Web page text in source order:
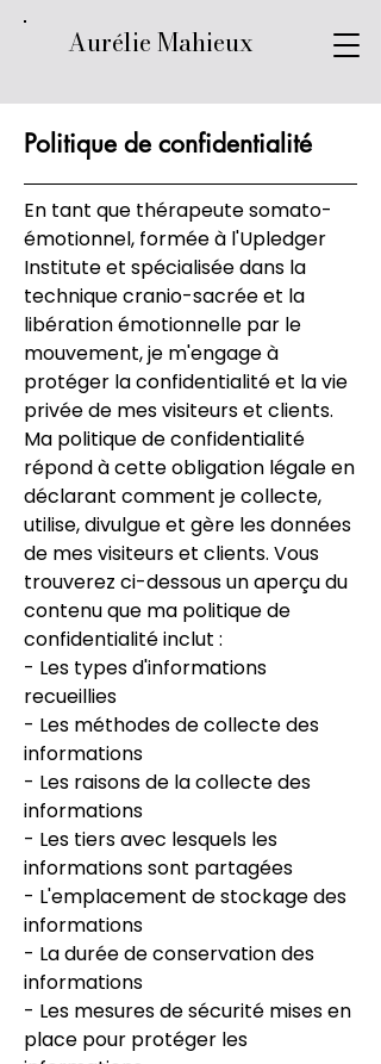
Aurélie Mahieux
Politique de confidentialité
En tant que thérapeute somato-
émotionnel, formée à l'Upledger
Institute et spécialisée dans la
technique cranio-sacrée et la
libération émotionnelle par le
mouvement, je m'engage à
protéger la confidentialité et la vie
privée de mes visiteurs et clients.
Ma politique de confidentialité
répond à cette obligation légale en
déclarant comment je collecte,
utilise, divulgue et gère les données
de mes visiteurs et clients. Vous
trouverez ci-dessous un aperçu du
contenu que ma politique de
confidentialité inclut :
- Les types d'informations
recueillies
- Les méthodes de collecte des
informations
- Les raisons de la collecte des
informations
- Les tiers avec lesquels les
informations sont partagées
- L'emplacement de stockage des
informations
- La durée de conservation des
informations
- Les mesures de sécurité mises en
place pour protéger les